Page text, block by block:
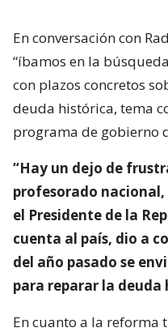
En conversación con
“íbamos en la
con plazos concretos
deuda histórica, tema
programa de gobierno
“Hay un dejo de
profesorado
el Presidente de la
cuenta al país, dio a
del año pasado se
para reparar la deuda
En cuanto a la